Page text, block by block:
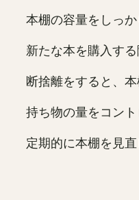
本棚の容量をしっ
新たな本を購入す
断捨離をすると、
持ち物の量をコン
定期的に本棚を見